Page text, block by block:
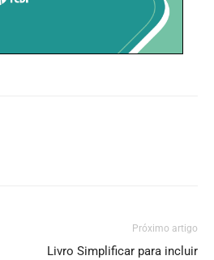
Próximo artigo
Livro Simplificar para incluir